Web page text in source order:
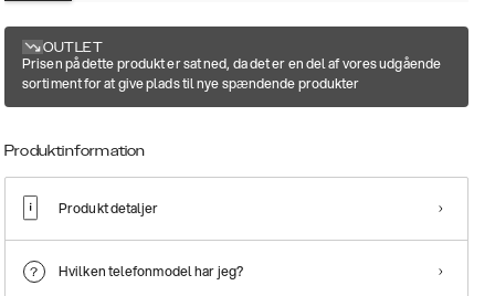
OUTLET
Prisen på dette produkt er sat ned, da det er en del af vores udgående
sortiment for at give plads til nye spændende produkter
Produktinformation
Produkt detaljer
Hvilken telefonmodel har jeg?